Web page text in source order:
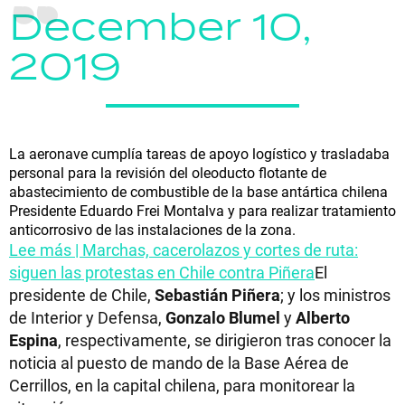
December 10,
2019
La aeronave cumplía tareas de apoyo logístico y trasladaba
personal para la revisión del oleoducto flotante de
abastecimiento de combustible de la base antártica chilena
Presidente Eduardo Frei Montalva y para realizar tratamiento
anticorrosivo de las instalaciones de la zona.
Lee más | Marchas, cacerolazos y cortes de ruta:
siguen las protestas en Chile contra PiñeraEl
presidente de Chile, Sebastián Piñera; y los ministros
de Interior y Defensa, Gonzalo Blumel yAlberto
Espina, respectivamente, se dirigieron tras conocer la
noticia al puesto de mando de la Base Aérea de
Cerrillos, en la capital chilena, para monitorear la